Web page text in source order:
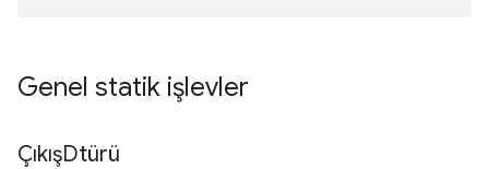
Genel statik işlevler
ÇıkışDtürü